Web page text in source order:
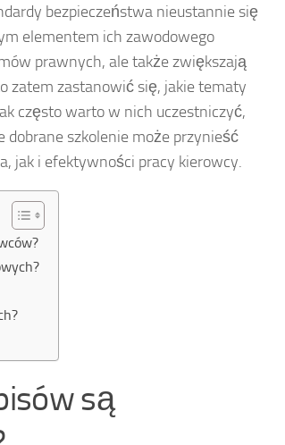
bezpieczeństwa nieustannie się
elementem ich zawodowego
prawnych, ale także zwiększają
zatem zastanowić się, jakie tematy
często warto w nich uczestniczyć,
dobrane szkolenie może przynieść
jak i efektywności pracy kierowcy.
są